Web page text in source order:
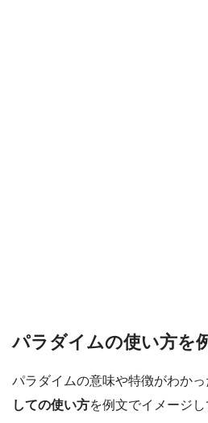
パラダイムの使い方を
パラダイムの意味や特徴がわか
しての使い方を例文でイメージし